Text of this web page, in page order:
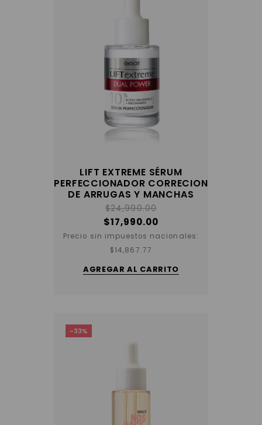
LIFT EXTREME SÉRUM
PERFECCIONADOR CORRECION
DE ARRUGAS Y MANCHAS
$24,990.00
$17,990.00
Precio sin impuestos nacionales:
$14,867.77
AGREGAR AL CARRITO
-33%